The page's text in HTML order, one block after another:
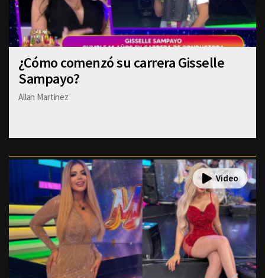
¿Cómo comenzó su carrera Gisselle
Sampayo?
Allan Martinez